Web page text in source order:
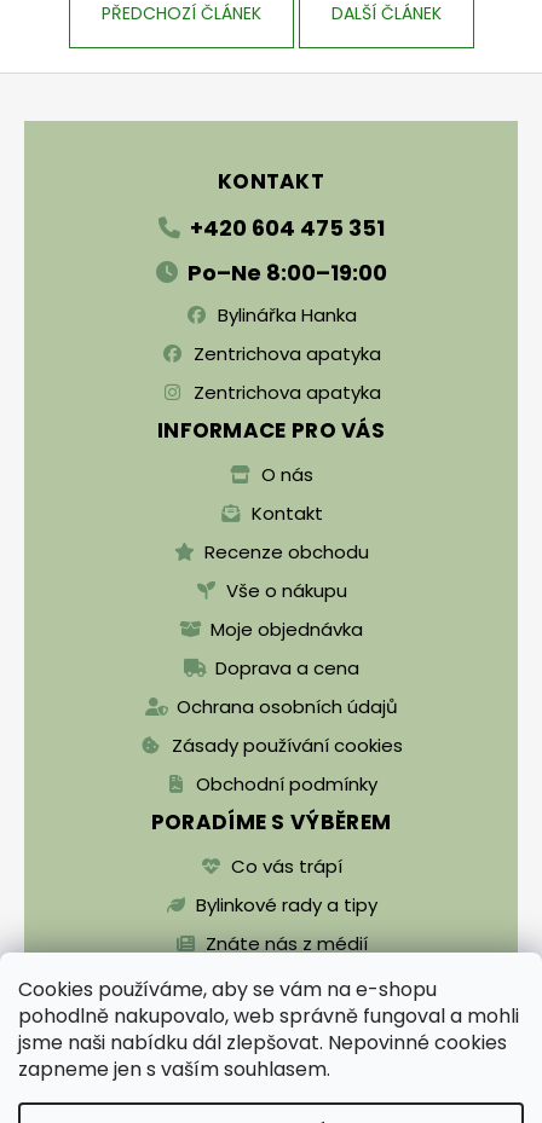
Cookies používáme, aby se vám na e-shopu
pohodlně nakupovalo, web správně fungoval a mohli
jsme naši nabídku dál zlepšovat. Nepovinné cookies
zapneme jen s vaším souhlasem.
PŘEDCHOZÍ ČLÁNEK DALŠÍ ČLÁNEK
KONTAKT
+420 604 475 351
Po–Ne 8:00–19:00
Bylinářka Hanka
Zentrichova apatyka
Zentrichova apatyka
INFORMACE PRO VÁS
O nás
Kontakt
Recenze obchodu
Vše o nákupu
Moje objednávka
Doprava a cena
Ochrana osobních údajů
Zásady používání cookies
Obchodní podmínky
PORADÍME S VÝBĚREM
Co vás trápí
Bylinkové rady a tipy
Znáte nás z médií
Vytvořil Shoptet